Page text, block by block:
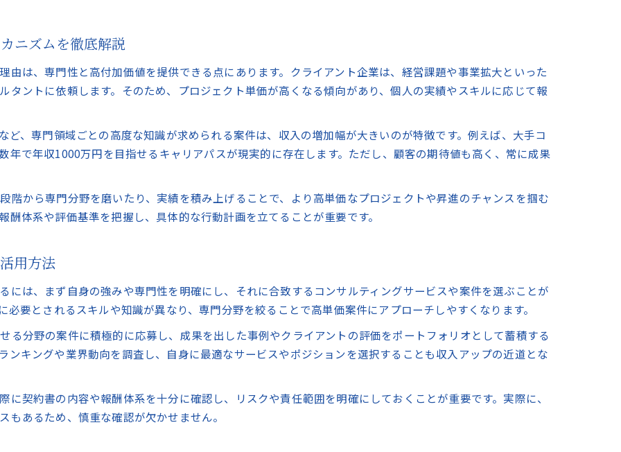
年収アップに直結するコンサルティングの具体的手法
コンサルティングの転職市場を徹底解説
コンサルティング転職市場の最新動向と業界特徴
コンサルティング経験者が語る転職成功の秘訣
コンサルティング業界で活躍するための転職準備法
理想のキャリア実現へ導くコンサルの本質
コンサルティングで実現する理想のキャリアパス
コンサルティングが導く自己成長とキャリアアップ
理想の働き方を叶えるコンサルティングの活用法
コンサルティングでキャリア目標を実現する方法
コンサルティング業界の構造とキャリア構築法
コンサルティング業界の構造を徹底的に理解する方法
コンサルティング会社の種類とキャリア形成の違い
キャリアアップを実現する業界理解とコンサルティング
ニズムを徹底解説
由は、専門性と高付加価値を提供できる点にあります。クライアント企業は、経営課題や事業拡大といった
タントに依頼します。そのため、プロジェクト単価が高くなる傾向があり、個人の実績やスキルに応じて報
ど、専門領域ごとの高度な知識が求められる案件は、収入の増加幅が大きいのが特徴です。例えば、大手コ
年で年収1000万円を目指せるキャリアパスが現実的に存在します。ただし、顧客の期待値も高く、常に成果
階から専門分野を磨いたり、実績を積み上げることで、より高単価なプロジェクトや昇進のチャンスを掴む
体系や評価基準を把握し、具体的な行動計画を立てることが重要です。
用方法
には、まず自身の強みや専門性を明確にし、それに合致するコンサルティングサービスや案件を選ぶことが
要とされるスキルや知識が異なり、専門分野を絞ることで高単価案件にアプローチしやすくなります。
る分野の案件に積極的に応募し、成果を出した事例やクライアントの評価をポートフォリオとして蓄積する
ンキングや業界動向を調査し、自身に最適なサービスやポジションを選択することも収入アップの近道とな
契約書の内容や報酬体系を十分に確認し、リスクや責任範囲を明確にしておくことが重要です。実際に、
あるため、慎重な確認が欠かせません。